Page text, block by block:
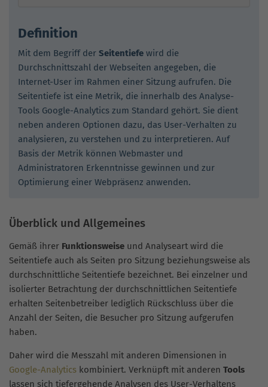
Definition
Mit dem Begriff der Seitentiefe wird die
Durchschnittszahl der Webseiten angegeben, die
Internet-User im Rahmen einer Sitzung aufrufen. Die
Seitentiefe ist eine Metrik, die innerhalb des Analyse-
Tools Google-Analytics zum Standard gehört. Sie dient
neben anderen Optionen dazu, das User-Verhalten zu
analysieren, zu verstehen und zu interpretieren. Auf
Basis der Metrik können Webmaster und
Administratoren Erkenntnisse gewinnen und zur
Optimierung einer Webpräsenz anwenden.
Überblick und Allgemeines
Gemäß ihrer Funktionsweise und Analyseart wird die
Seitentiefe auch als Seiten pro Sitzung beziehungsweise als
durchschnittliche Seitentiefe bezeichnet. Bei einzelner und
isolierter Betrachtung der durchschnittlichen Seitentiefe
erhalten Seitenbetreiber lediglich Rückschluss über die
Anzahl der Seiten, die Besucher pro Sitzung aufgerufen
haben.
Daher wird die Messzahl mit anderen Dimensionen in
Google-Analytics kombiniert. Verknüpft mit anderen Tools
lassen sich tiefergehende Analysen des User-Verhaltens